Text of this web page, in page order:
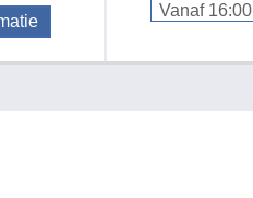
Vanaf 16:00